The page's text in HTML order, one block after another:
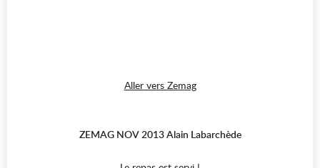
Aller vers Zemag
ZEMAG NOV 2013 Alain Labarchède